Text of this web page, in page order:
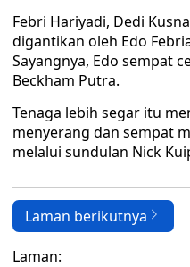
Febri Hariyadi, Dedi
digantikan oleh Edo
Sayangnya, Edo sempat
Beckham Putra.
Tenaga lebih segar itu
menyerang dan sempat
melalui sundulan Nick
Laman berikutnya
Laman: